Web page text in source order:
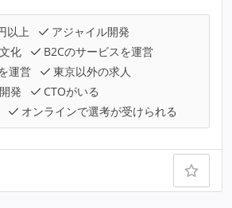
以上
アジャイル開発
化
B2Cのサービスを運営
運営
東京以外の求人
発
CTOがいる
オンラインで選考が受けられる